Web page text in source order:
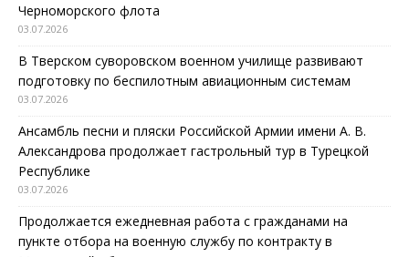
Черноморского флота
03.07.2026
В Тверском суворовском военном училище развивают
подготовку по беспилотным авиационным системам
03.07.2026
Ансамбль песни и пляски Российской Армии имени А. В.
Александрова продолжает гастрольный тур в Турецкой
Республике
03.07.2026
Продолжается ежедневная работа с гражданами на
пункте отбора на военную службу по контракту в